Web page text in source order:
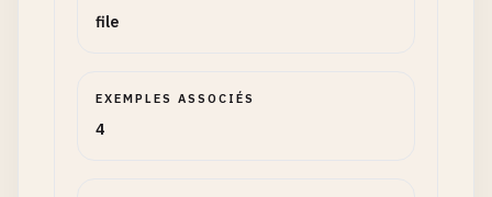
file
EXEMPLES ASSOCIÉS
4